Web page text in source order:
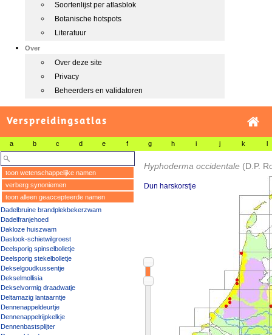
Soortenlijst per atlasblok
Botanische hotspots
Literatuur
Over
Over deze site
Privacy
Beheerders en validatoren
Verspreidingsatlas
a b c d e f g h i j k l
toon wetenschappelijke namen
verberg synoniemen
toon alleen geaccepteerde namen
Dadelbruine brandplekbekerzwam
Dadelfranjehoed
Dakloze huiszwam
Daslook-schietwilgroest
Deelsporig spinselbolletje
Deelsporig stekelbolletje
Dekselgoudkussentje
Dekselmollisia
Dekselvormig draadwatje
Deltamazig lantaarntje
Dennenappeldeurtje
Dennenappelrijpkelkje
Dennenbastsplijter
Hyphoderma occidentale (D.P.
Dun harskorstje